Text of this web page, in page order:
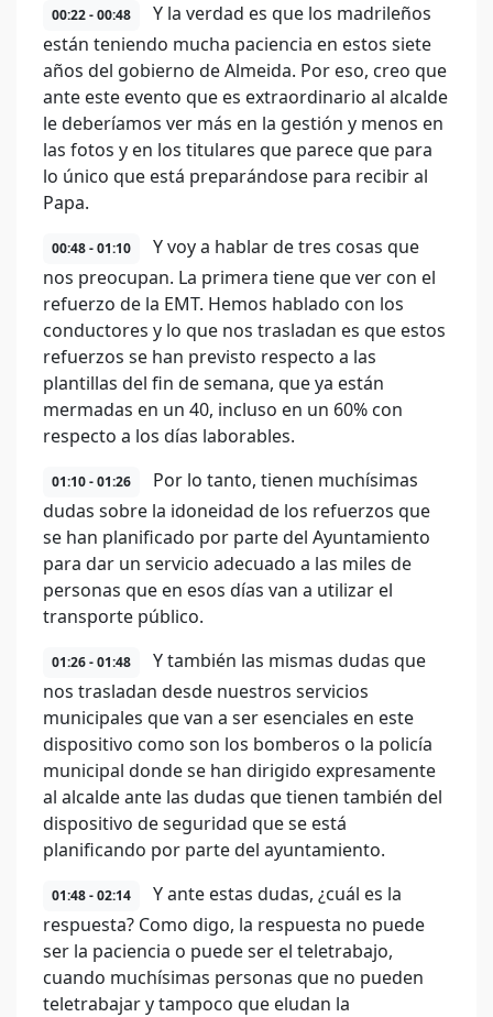
00:22 - 00:48
Y la verdad es que los madrileños
están teniendo mucha paciencia en estos siete
años del gobierno de Almeida. Por eso, creo que
ante este evento que es extraordinario al alcalde
le deberíamos ver más en la gestión y menos en
las fotos y en los titulares que parece que para
lo único que está preparándose para recibir al
Papa.
00:48 - 01:10
Y voy a hablar de tres cosas que
nos preocupan. La primera tiene que ver con el
refuerzo de la EMT. Hemos hablado con los
conductores y lo que nos trasladan es que estos
refuerzos se han previsto respecto a las
plantillas del fin de semana, que ya están
mermadas en un 40, incluso en un 60% con
respecto a los días laborables.
01:10 - 01:26
Por lo tanto, tienen muchísimas
dudas sobre la idoneidad de los refuerzos que
se han planificado por parte del Ayuntamiento
para dar un servicio adecuado a las miles de
personas que en esos días van a utilizar el
transporte público.
01:26 - 01:48
Y también las mismas dudas que
nos trasladan desde nuestros servicios
municipales que van a ser esenciales en este
dispositivo como son los bomberos o la policía
municipal donde se han dirigido expresamente
al alcalde ante las dudas que tienen también del
dispositivo de seguridad que se está
planificando por parte del ayuntamiento.
01:48 - 02:14
Y ante estas dudas, ¿cuál es la
respuesta? Como digo, la respuesta no puede
ser la paciencia o puede ser el teletrabajo,
cuando muchísimas personas que no pueden
teletrabajar y tampoco que eludan la